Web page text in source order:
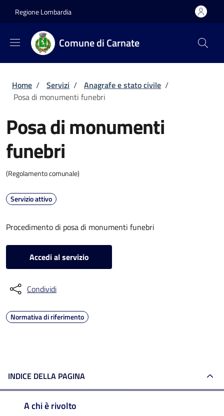
Regione Lombardia
Comune di Carnate
Briciole di pane
Home / Servizi / Anagrafe e stato civile /
Posa di monumenti funebri
Posa di monumenti
funebri
(Regolamento comunale)
Servizio attivo
Procedimento di posa di monumenti funebri
Accedi al servizio
Condividi
Normativa di riferimento
INDICE DELLA PAGINA
A chi è rivolto